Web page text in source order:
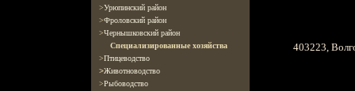
>Урюпинский район
>Фроловский район
>Чернышковский район
Специализированные хозяйства
>Птицеводство
>Животноводство
>Рыбоводство
403223,